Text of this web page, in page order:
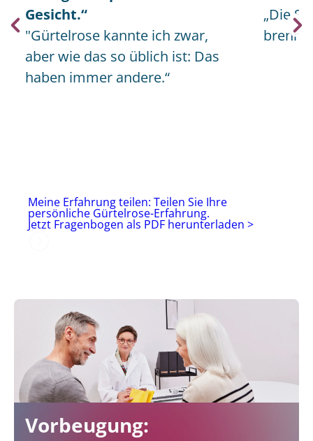
Gesicht.“
"Gürtelrose kannte ich zwar,
aber wie das so üblich ist: Das
haben immer andere.“
„Die
Meine Erfahrung teilen: Teilen Sie Ihre
persönliche Gürtelrose-Erfahrung.
Jetzt Fragenbogen als PDF herunterladen >
Vorbeugung: